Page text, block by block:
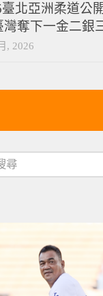
臺北亞洲柔道公
灣奪下一金二銀
, 2026